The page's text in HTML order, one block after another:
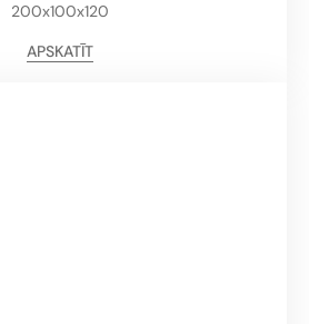
200x100x120
APSKATĪT